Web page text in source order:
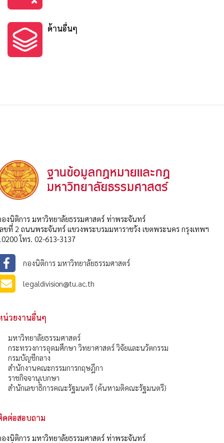
ด้านอื่นๆ
องนิติการ มหาวิทยาลัยธรรมศาสตร์ ท่าพระจันทร์
ลขที่ 2 ถนนพระจันทร์ แขวงพระบรมมหาราชวัง เขตพระนคร กรุงเทพฯ
โทร. 02-613-3137
กองนิติการ มหาวิทยาลัยธรรมศาสตร์
legaldivision@tu.ac.th
น่วยงานอื่นๆ
มหาวิทยาลัยธรรมศาสตร์
กระทรวงการอุดมศึกษา วิทยาศาสตร์ วิจัยและนวัตกรรม
กรมบัญชีกลาง
สำนักงานคณะกรรมการกฤษฎีกา
ราชกิจจานุเบกษา
สำนักเลขาธิการคณะรัฐมนตรี (ค้นหามติคณะรัฐมนตรี)
ดต่อสอบถาม
องนิติการ มหาวิทยาลัยธรรมศาสตร์ ท่าพระจันทร์